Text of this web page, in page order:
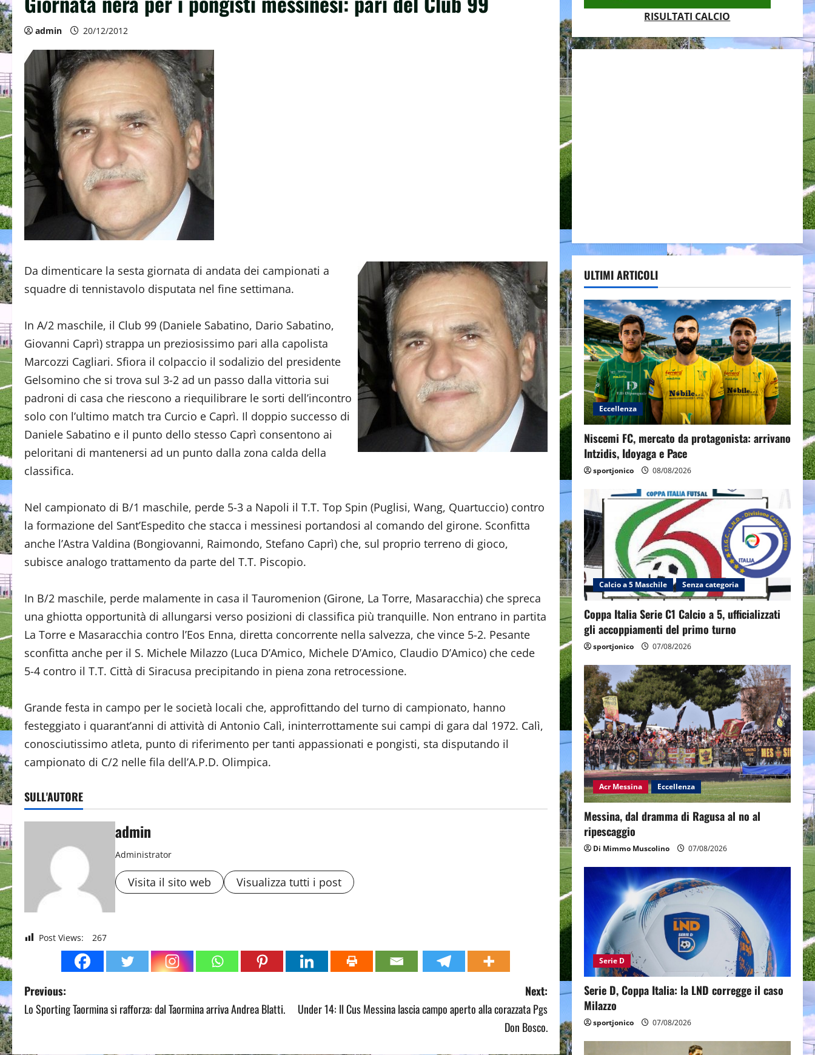
admin 20/12/2012
Da dimenticare la sesta giornata di andata dei campionati a
squadre di tennistavolo disputata nel fine settimana.
In A/2 maschile, il Club 99 (Daniele Sabatino, Dario Sabatino,
Giovanni Caprì) strappa un preziosissimo pari alla capolista
Marcozzi Cagliari. Sfiora il colpaccio il sodalizio del presidente
Gelsomino che si trova sul 3-2 ad un passo dalla vittoria sui
padroni di casa che riescono a riequilibrare le sorti dell’incontro
solo con l’ultimo match tra Curcio e Caprì. Il doppio successo di
Daniele Sabatino e il punto dello stesso Caprì consentono ai
peloritani di mantenersi ad un punto dalla zona calda della
classifica.
Nel campionato di B/1 maschile, perde 5-3 a Napoli il T.T. Top Spin (Puglisi, Wang, Quartuccio) contro
la formazione del Sant’Espedito che stacca i messinesi portandosi al comando del girone. Sconfitta
anche l’Astra Valdina (Bongiovanni, Raimondo, Stefano Caprì) che, sul proprio terreno di gioco,
subisce analogo trattamento da parte del T.T. Piscopio.
In B/2 maschile, perde malamente in casa il Tauromenion (Girone, La Torre, Masaracchia) che spreca
una ghiotta opportunità di allungarsi verso posizioni di classifica più tranquille. Non entrano in partita
La Torre e Masaracchia contro l’Eos Enna, diretta concorrente nella salvezza, che vince 5-2. Pesante
sconfitta anche per il S. Michele Milazzo (Luca D’Amico, Michele D’Amico, Claudio D’Amico) che cede
5-4 contro il T.T. Città di Siracusa precipitando in piena zona retrocessione.
Grande festa in campo per le società locali che, approfittando del turno di campionato, hanno
festeggiato i quarant’anni di attività di Antonio Calì, ininterrottamente sui campi di gara dal 1972. Calì,
conosciutissimo atleta, punto di riferimento per tanti appassionati e pongisti, sta disputando il
campionato di C/2 nelle fila dell’A.P.D. Olimpica.
SULL'AUTORE
admin
Administrator
Visita il sito web Visualizza tutti i post
Post Views: 267
P
o
Previous:
Lo Sporting Taormina si rafforza: dal Taormina arriva Andrea Blatti.
Next:
Under 14: Il Cus Messina lascia campo aperto alla corazzata Pgs
Don Bosco.
RISULTATI CALCIO
ULTIMI ARTICOLI
Eccellenza
Niscemi FC, mercato da protagonista: arrivano
Intzidis, Idoyaga e Pace
sportjonico 08/08/2026
Calcio a 5 Maschile Senza categoria
Coppa Italia Serie C1 Calcio a 5, ufficializzati
gli accoppiamenti del primo turno
sportjonico 07/08/2026
Acr Messina Eccellenza
Messina, dal dramma di Ragusa al no al
ripescaggio
Di Mimmo Muscolino 07/08/2026
Serie D
Serie D, Coppa Italia: la LND corregge il caso
Milazzo
sportjonico 07/08/2026